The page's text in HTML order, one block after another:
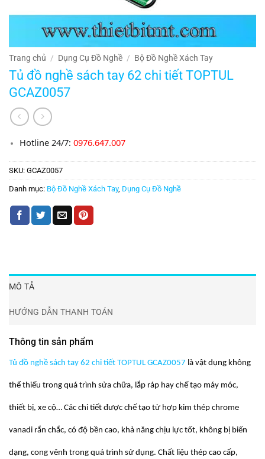
Trang chủ / Dụng Cụ Đồ Nghề / Bộ Đồ Nghề Xách Tay
Tủ đồ nghề sách tay 62 chi tiết TOPTUL
GCAZ0057
Hotline 24/7:0976.647.007
SKU: GCAZ0057
Danh mục: Bộ Đồ Nghề Xách Tay, Dụng Cụ Đồ Nghề
MÔ TẢ
HƯỚNG DẪN THANH TOÁN
Thông tin sản phẩm
Tủ đồ nghề sách tay 62 chi tiết TOPTUL GCAZ0057 là vật dụng không
thể thiếu trong quá trình sửa chữa, lắp ráp hay chế tạo máy móc,
thiết bị, xe cộ… Các chi tiết được chế tạo từ hợp kim thép chrome
vanadi rắn chắc, có độ bền cao, khả năng chịu lực tốt, không bị biến
dạng, cong vênh trong quá trình sử dụng. Chất liệu thép cao cấp,